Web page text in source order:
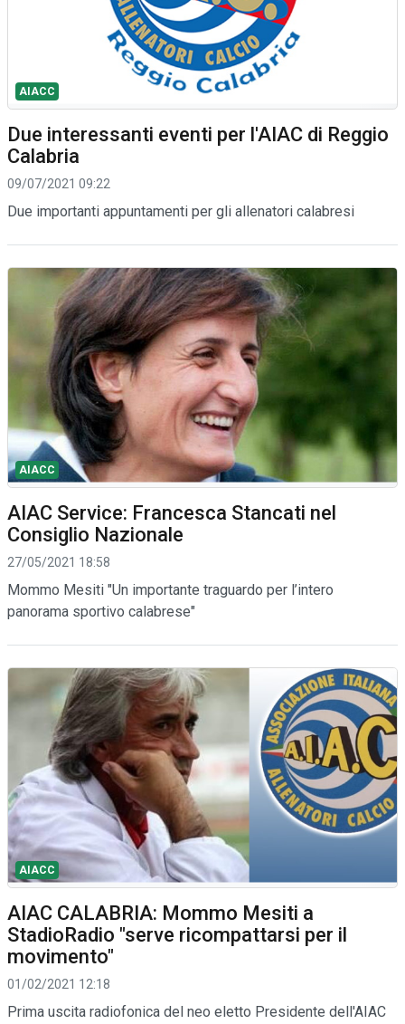
AIACC
Due interessanti eventi per l'AIAC di Reggio
Calabria
09/07/2021 09:22
Due importanti appuntamenti per gli allenatori calabresi
AIACC
AIAC Service: Francesca Stancati nel
Consiglio Nazionale
27/05/2021 18:58
Mommo Mesiti "Un importante traguardo per l’intero
panorama sportivo calabrese"
AIACC
AIAC CALABRIA: Mommo Mesiti a
StadioRadio "serve ricompattarsi per il
movimento"
01/02/2021 12:18
Prima uscita radiofonica del neo eletto Presidente dell'AIAC